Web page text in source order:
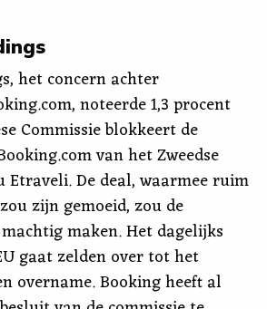
het concern achter
noteerde 1,3 procent
Commissie blokkeert de
van het Zweedse
Etraveli. De deal, waarmee ruim
zijn gemoeid, zou de
maken. Het dagelijks
gaat zelden over tot het
overname. Booking heeft al